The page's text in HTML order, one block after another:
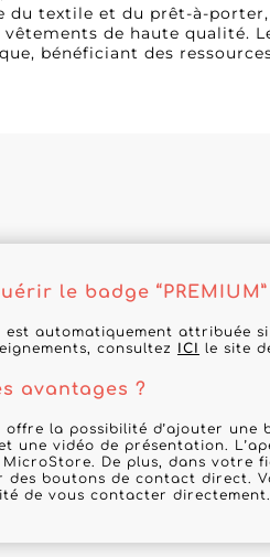
du textile et du prêt-à-
vêtements de haute qualité.
bénéficiant des
le badge “PREMIUM”
est automatiquement attribuée
consultez ICI le site
avantages ?
la possibilité d’ajouter une
une vidéo de présentation.
De plus, dans votre
des boutons de contact direct.
de vous contacter directement.